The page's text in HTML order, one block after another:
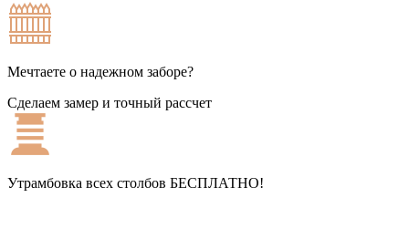
Мечтаете о надежном заборе?
Сделаем замер и точный рассчет
Утрамбовка всех столбов БЕСПЛАТНО!